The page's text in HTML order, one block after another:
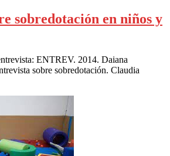
sobredotación en niños y
ENTREV. 2014. Daiana
sobre sobredotación. Claudia